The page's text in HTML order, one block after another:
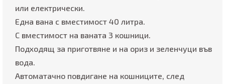
или електрически.
Една вана с вместимост 40 литра.
С вместимост на ваната 3 кошници.
Подходящ за приготвяне и на ориз и зеленчуци във
вода.
Aвтоматачно повдигане на кошниците, след